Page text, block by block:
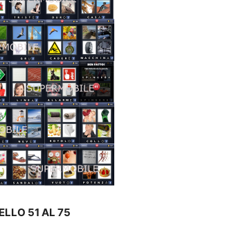
51 AL 75